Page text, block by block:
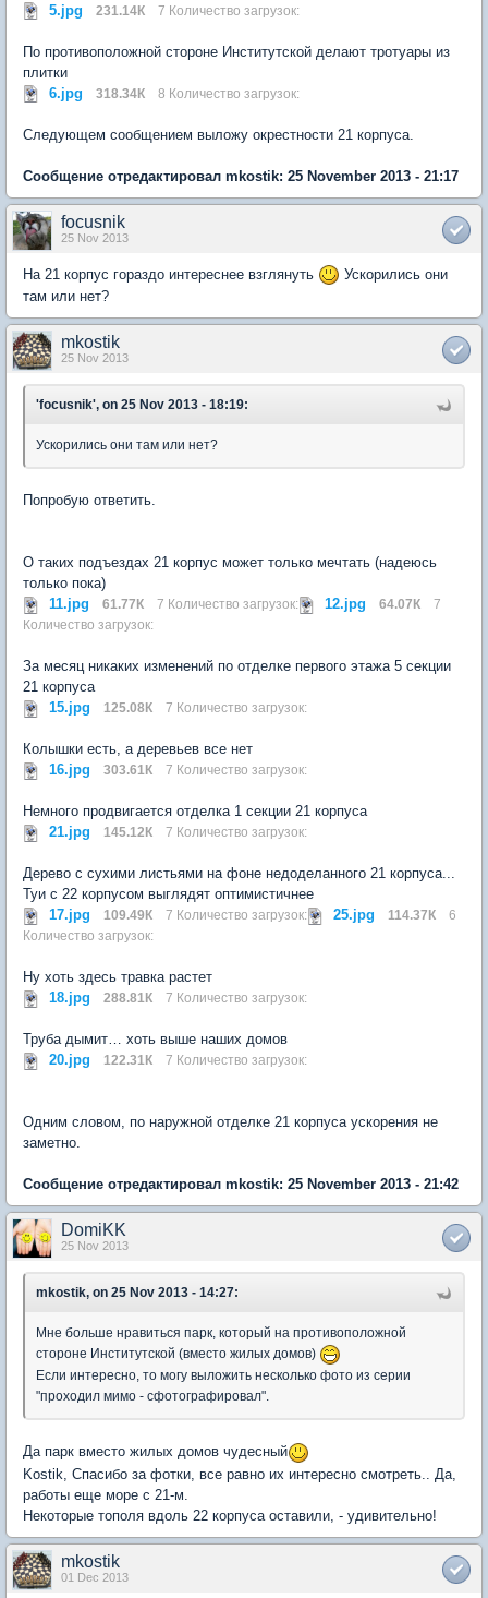
5.jpg
231.14К 7 Количество загрузок:
По противоположной стороне Институтской делают тротуары из
плитки
6.jpg
318.34К 8 Количество загрузок:
Следующем сообщением выложу окрестности 21 корпуса.
Сообщение отредактировал mkostik: 25 November 2013 - 21:17
focusnik
25 Nov 2013
На 21 корпус гораздо интереснее взглянуть
Ускорились они
там или нет?
mkostik
25 Nov 2013
'focusnik', on 25 Nov 2013 - 18:19:
Ускорились они там или нет?
Попробую ответить.
О таких подъездах 21 корпус может только мечтать (надеюсь
только пока)
11.jpg
61.77К 7 Количество загрузок: 12.jpg 64.07К
7
Количество загрузок:
За месяц никаких изменений по отделке первого этажа 5 секции
21 корпуса
15.jpg
125.08К 7 Количество загрузок:
Колышки есть, а деревьев все нет
16.jpg
303.61К 7 Количество загрузок:
Немного продвигается отделка 1 секции 21 корпуса
21.jpg
145.12К 7 Количество загрузок:
Дерево с сухими листьями на фоне недоделанного 21 корпуса...
Туи с 22 корпусом выглядят оптимистичнее
17.jpg
109.49К 7 Количество загрузок: 25.jpg 114.37К
6
Количество загрузок:
Ну хоть здесь травка растет
18.jpg
288.81К 7 Количество загрузок:
Труба дымит… хоть выше наших домов
20.jpg
122.31К 7 Количество загрузок:
Одним словом, по наружной отделке 21 корпуса ускорения не
заметно.
Сообщение отредактировал mkostik: 25 November 2013 - 21:42
DomiKK
25 Nov 2013
mkostik, on 25 Nov 2013 - 14:27:
Мне больше нравиться парк, который на противоположной
стороне Институтской (вместо жилых домов)
Если интересно, то могу выложить несколько фото из серии
"проходил мимо - сфотографировал".
Да парк вместо жилых домов чудесный
Kostik, Спасибо за фотки, все равно их интересно смотреть.. Да,
работы еще море с 21-м.
Некоторые тополя вдоль 22 корпуса оставили, - удивительно!
mkostik
01 Dec 2013